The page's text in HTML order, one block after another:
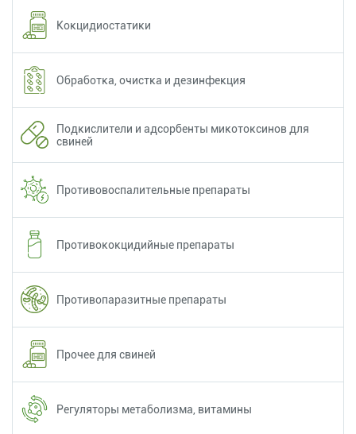
Кокцидиостатики
Обработка, очистка и дезинфекция
Подкислители и адсорбенты микотоксинов для
свиней
Противовоспалительные препараты
Противококцидийные препараты
Противопаразитные препараты
Прочее для свиней
Регуляторы метаболизма, витамины